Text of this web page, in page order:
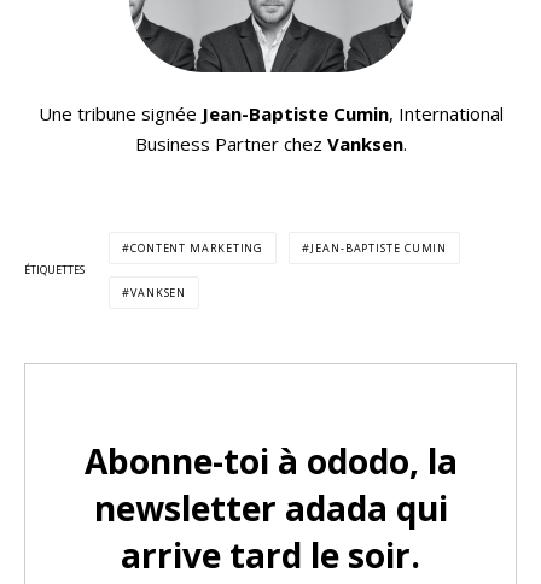
Une tribune signée Jean-Baptiste Cumin, International
Business Partner chez Vanksen.
ÉTIQUETTES
CONTENT MARKETING JEAN-BAPTISTE CUMIN
VANKSEN